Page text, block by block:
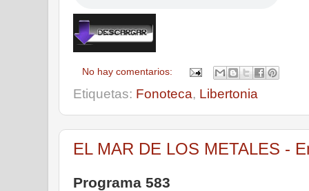
No hay comentarios:
Etiquetas: Fonoteca, Libertonia
EL MAR DE LOS METALES -
Programa 583